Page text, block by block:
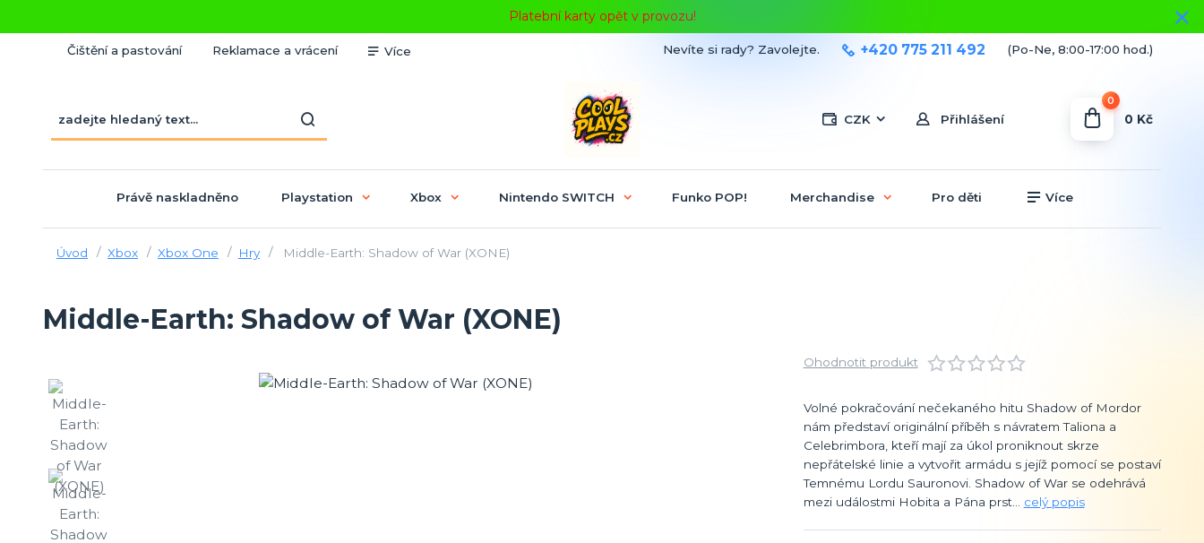
Platební karty opět v provozu!
Čištění a pastování Reklamace a vrácení Více
CZK Přihlášení
Nevíte si rady? Zavolejte. +420 775 211 492 (Po-Ne, 8:00-17:00 hod.)
0
0 Kč
Právě naskladněno Playstation Xbox Nintendo SWITCH Funko POP! Merchandise Pro děti Více
Úvod Xbox Xbox One Hry Middle-Earth: Shadow of War (XONE)
Middle-Earth: Shadow of War (XONE)
Ohodnotit produkt
Volné pokračování nečekaného hitu Shadow of Mordor
nám představí originální příběh s návratem Taliona a
Celebrimbora, kteří mají za úkol proniknout skrze
nepřátelské linie a vytvořit armádu s jejíž pomocí se postaví
Temnému Lordu Sauronovi. Shadow of War se odehrává
mezi událostmi Hobita a Pána prst... celý popis